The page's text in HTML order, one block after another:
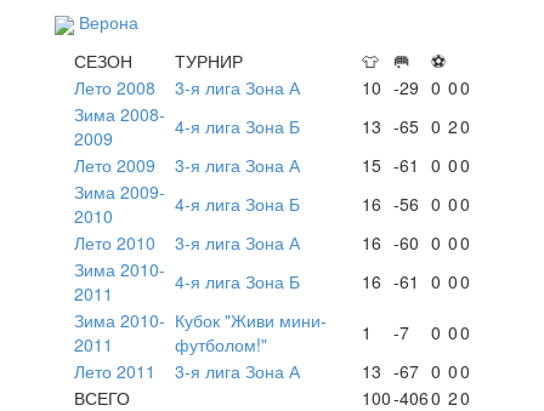
Верона
СЕЗОН
ТУРНИР 👕 🥅
⚽
Лето 2008
3-я лига Зона А 10 -29 0 00
Зима 2008-
2009
4-я лига Зона Б 13 -65 0 20
Лето 2009
3-я лига Зона А 15 -61 0 00
Зима 2009-
2010
4-я лига Зона Б 16 -56 0 00
Лето 2010
3-я лига Зона А 16 -60 0 00
Зима 2010-
2011
4-я лига Зона Б 16 -61 0 00
Зима 2010-
2011
Кубок "Живи мини-
футболом!"
1 -7 0 00
Лето 2011
3-я лига Зона А 13 -67 0 00
ВСЕГО
100-4060 20